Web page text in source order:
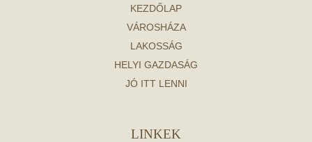
KEZDŐLAP
VÁROSHÁZA
LAKOSSÁG
HELYI GAZDASÁG
JÓ ITT LENNI
LINKEK